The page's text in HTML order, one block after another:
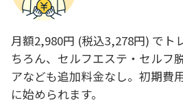
月額2,980円 (税込3,278円) でト
ちろん、セルフエステ・セルフ
アなども追加料金なし。初期費
に始められます。